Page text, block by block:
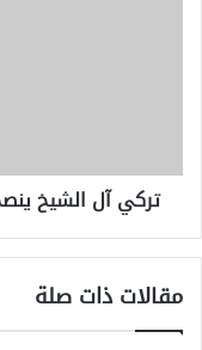
ت
ي
ب
ي
ش
ي
ص
ح
تركي آل الشيخ
مقالات ذات صلة